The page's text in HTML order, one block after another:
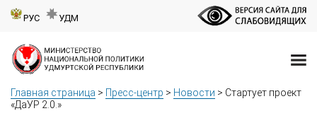
РУС УДМ
Главная страница > Пресс-центр > Новости > Стартует проект
«ДаУР 2.0.»